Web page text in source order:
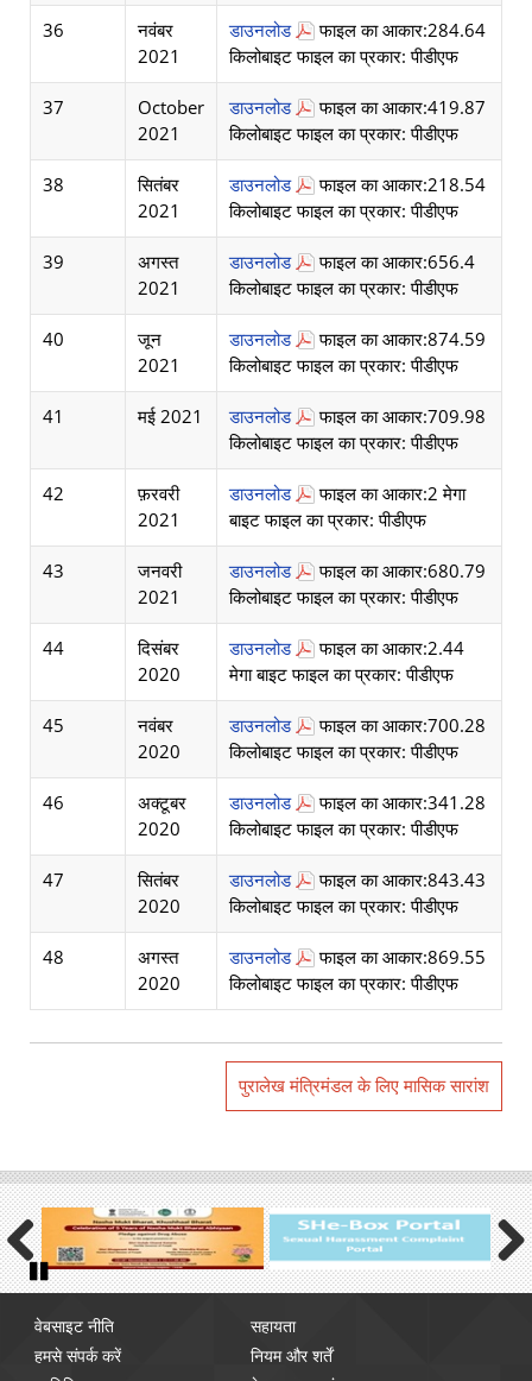
36
नवंबर
2021
डाउनलोड
फाइल का आकार:284.64
किलोबाइट फाइल का प्रकार: पीडीएफ
37
October
2021
डाउनलोड
फाइल का आकार:419.87
किलोबाइट फाइल का प्रकार: पीडीएफ
38
सितंबर
2021
डाउनलोड
फाइल का आकार:218.54
किलोबाइट फाइल का प्रकार: पीडीएफ
39
अगस्त
2021
डाउनलोड
फाइल का आकार:656.4
किलोबाइट फाइल का प्रकार: पीडीएफ
40
जून
2021
डाउनलोड
फाइल का आकार:874.59
किलोबाइट फाइल का प्रकार: पीडीएफ
41 मई 2021 डाउनलोड
फाइल का आकार:709.98
किलोबाइट फाइल का प्रकार: पीडीएफ
42
फ़रवरी
2021
डाउनलोड
फाइल का आकार:2 मेगा
बाइट फाइल का प्रकार: पीडीएफ
43
जनवरी
2021
डाउनलोड
फाइल का आकार:680.79
किलोबाइट फाइल का प्रकार: पीडीएफ
44
दिसंबर
2020
डाउनलोड
फाइल का आकार:2.44
मेगा बाइट फाइल का प्रकार: पीडीएफ
45
नवंबर
2020
डाउनलोड
फाइल का आकार:700.28
किलोबाइट फाइल का प्रकार: पीडीएफ
46
अक्टूबर
2020
डाउनलोड
फाइल का आकार:341.28
किलोबाइट फाइल का प्रकार: पीडीएफ
47
सितंबर
2020
डाउनलोड
फाइल का आकार:843.43
किलोबाइट फाइल का प्रकार: पीडीएफ
48
अगस्त
2020
डाउनलोड
फाइल का आकार:869.55
किलोबाइट फाइल का प्रकार: पीडीएफ
पुरालेख मंत्रिमंडल के लिए मासिक सारांश
Previous Next
Pause
menu
वेबसाइट नीति
सहायता
हमसे संपर्क करें
नियम और शर्तें